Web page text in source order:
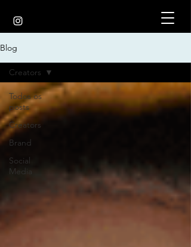
Blog
Todos os
posts
Creators
Brand
Social
Media
Creators